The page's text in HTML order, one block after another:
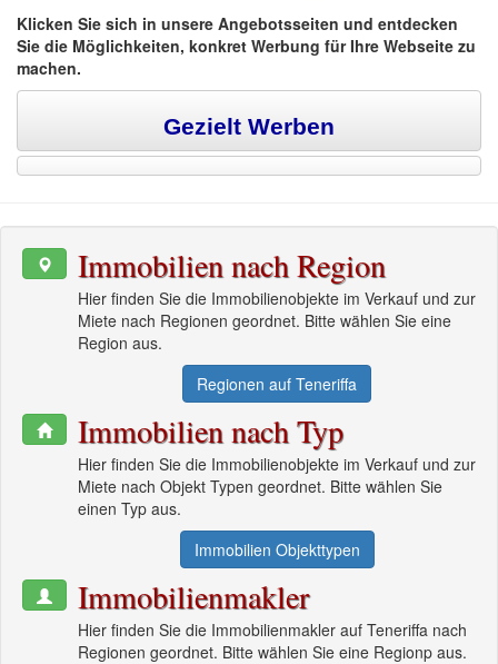
Klicken Sie sich in unsere Angebotsseiten und entdecken
Sie die Möglichkeiten, konkret Werbung für Ihre Webseite zu
machen.
Gezielt Werben
Immobilien nach Region
Hier finden Sie die Immobilienobjekte im Verkauf und zur
Miete nach Regionen geordnet. Bitte wählen Sie eine
Region aus.
Regionen auf Teneriffa
Immobilien nach Typ
Hier finden Sie die Immobilienobjekte im Verkauf und zur
Miete nach Objekt Typen geordnet. Bitte wählen Sie
einen Typ aus.
Immobilien Objekttypen
Immobilienmakler
Hier finden Sie die Immobilienmakler auf Teneriffa nach
Regionen geordnet. Bitte wählen Sie eine Regionp aus.